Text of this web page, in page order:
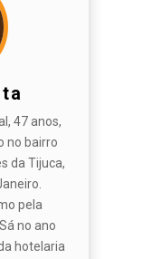
47 anos,
no bairro
da Tijuca,
pela
no ano
hotelaria